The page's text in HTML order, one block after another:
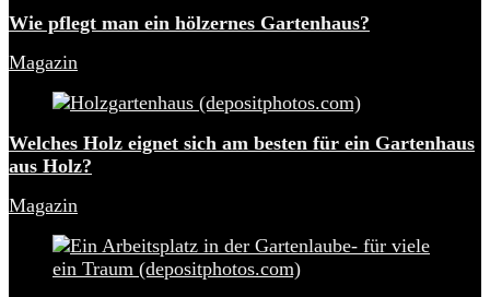
Wie pflegt man ein hölzernes Gartenhaus?
Magazin
Welches Holz eignet sich am besten für ein Gartenhaus
aus Holz?
Magazin